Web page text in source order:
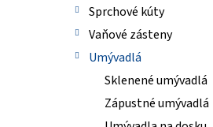
Sprchové kúty
Vaňové zásteny
Umývadlá
Sklenené umývadlá
Zápustné umývadlá